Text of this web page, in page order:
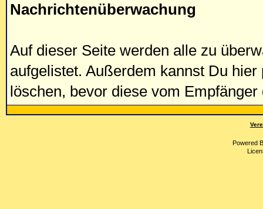
Nachrichtenüberwachung
Auf dieser Seite werden alle zu
aufgelistet. Außerdem kannst Du
löschen, bevor diese vom
Powered